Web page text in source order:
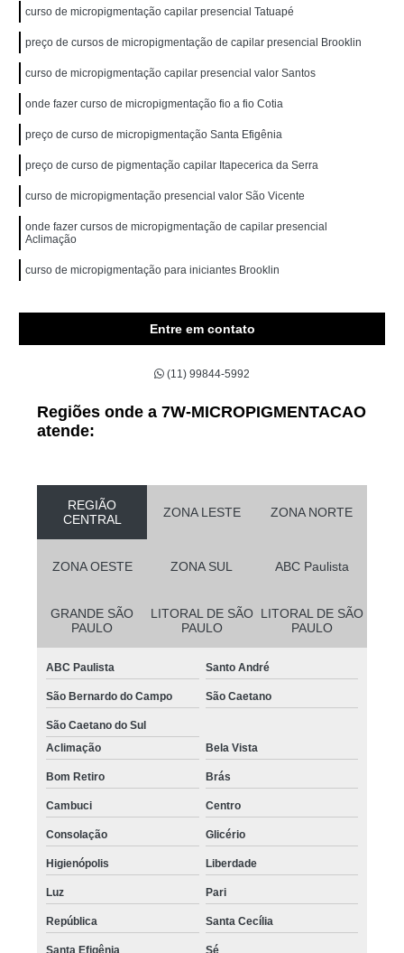
curso de micropigmentação capilar presencial Tatuapé
preço de cursos de micropigmentação de capilar presencial Brooklin
curso de micropigmentação capilar presencial valor Santos
onde fazer curso de micropigmentação fio a fio Cotia
preço de curso de micropigmentação Santa Efigênia
preço de curso de pigmentação capilar Itapecerica da Serra
curso de micropigmentação presencial valor São Vicente
onde fazer cursos de micropigmentação de capilar presencial
Aclimação
curso de micropigmentação para iniciantes Brooklin
Entre em contato
(11) 99844-5992
Regiões onde a 7W-MICROPIGMENTACAO
atende:
REGIÃO
CENTRAL
ZONA LESTE ZONA NORTE
ZONA OESTE ZONA SUL ABC Paulista
GRANDE SÃO
PAULO
LITORAL DE SÃO
PAULO
LITORAL DE SÃO
PAULO
ABC Paulista Santo André
São Bernardo do Campo São Caetano
São Caetano do Sul
Aclimação
Bela Vista
Bom Retiro Brás
Cambuci Centro
Consolação Glicério
Higienópolis Liberdade
Luz Pari
República Santa Cecília
Santa Efigênia Sé